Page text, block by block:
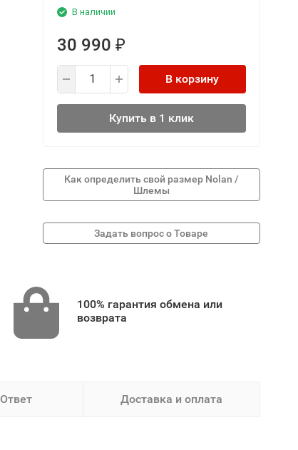
В наличии
30 990 ₽
В корзину
Купить в 1 клик
Как определить свой размер Nolan /
Шлемы
100% гарантия обмена или
возврата
Доставка и оплата